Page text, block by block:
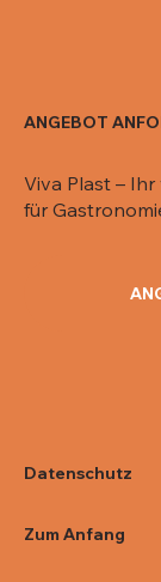
ANGEBOT
Viva Plast –
für
Datenschutz
Zum Anfang